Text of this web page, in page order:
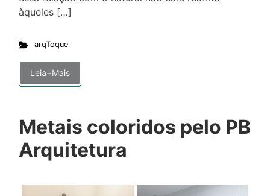
àqueles […]
arqToque
Leia+Mais
Metais coloridos pelo PB
Arquitetura